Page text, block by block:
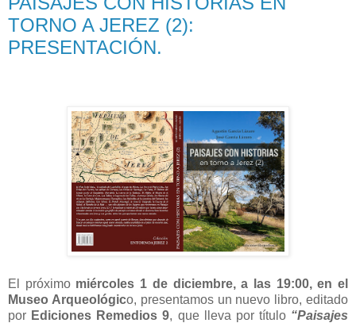
TORNO A JEREZ (2):
PRESENTACIÓN.
El próximo miércoles 1 de diciembre, a las 19:00, en el
Museo Arqueológico, presentamos un nuevo libro, editado
por Ediciones Remedios 9, que lleva por título “Paisajes